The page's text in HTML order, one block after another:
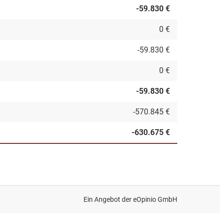
-59.830 €
0 €
-59.830 €
0 €
-59.830 €
-570.845 €
-630.675 €
Ein Angebot dereOpinio GmbH